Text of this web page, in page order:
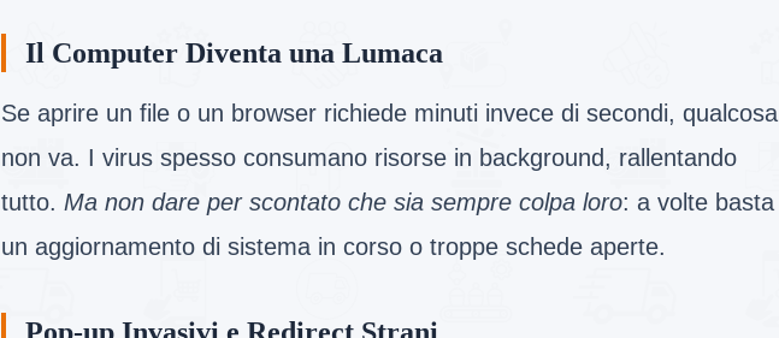
Il Computer Diventa una Lumaca
Se aprire un file o un browser richiede minuti invece di secondi, qualcosa
non va. I virus spesso consumano risorse in background, rallentando
tutto. Ma non dare per scontato che sia sempre colpa loro: a volte basta
un aggiornamento di sistema in corso o troppe schede aperte.